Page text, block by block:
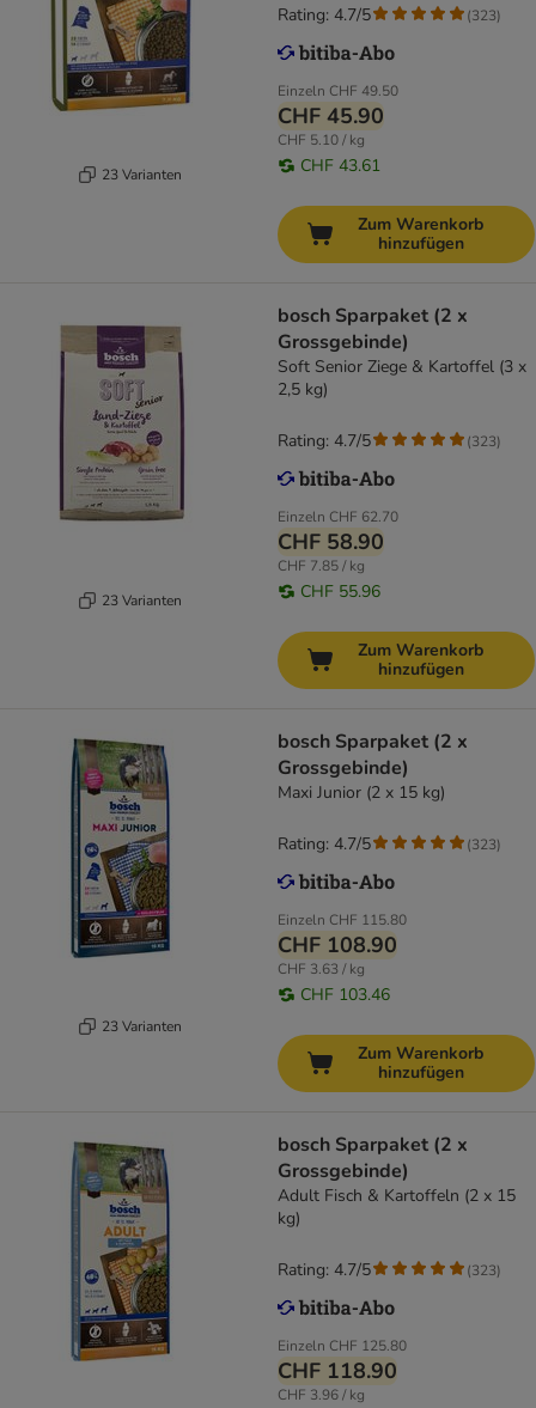
23 Varianten
Einzeln CHF 49.50
CHF 45.90
CHF 5.10 / kg
CHF 43.61
Rating: 4.7/5 (323)
Zum Warenkorb
hinzufügen
23 Varianten
bosch Sparpaket (2 x
Grossgebinde)
Soft Senior Ziege & Kartoffel (3 x
2,5 kg)
Einzeln CHF 62.70
CHF 58.90
CHF 7.85 / kg
CHF 55.96
Rating: 4.7/5 (323)
Zum Warenkorb
hinzufügen
23 Varianten
bosch Sparpaket (2 x
Grossgebinde)
Maxi Junior (2 x 15 kg)
Einzeln CHF 115.80
CHF 108.90
CHF 3.63 / kg
CHF 103.46
Rating: 4.7/5 (323)
Zum Warenkorb
hinzufügen
bosch Sparpaket (2 x
Grossgebinde)
Adult Fisch & Kartoffeln (2 x 15
kg)
Einzeln CHF 125.80
CHF 118.90
CHF 3.96 / kg
Rating: 4.7/5 (323)